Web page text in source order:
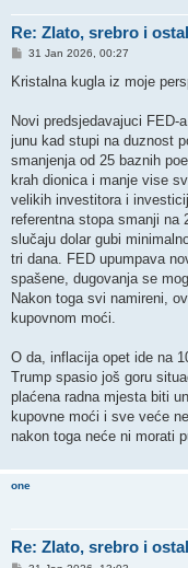
Re: Zlato, srebro i
P
s
31 Jan 2026, 00:27
Kristalna kugla iz moje
Novi predsjedavajuci FED-
junu kad stupi na duznost
smanjenja od 25 baznih
krah dionica i manje vise
velikih investitora i
referentna stopa smanji na
slučaju dolar gubi
tri dana. FED upumpava
spašene, dugovanja se
Nakon toga svi namireni,
kupovnom moći.
O da, inflacija opet ide na
Trump spasio još goru
plaćena radna mjesta biti
kupovne moći i sve veće
nakon toga neće ni morati
one
Re: Zlato, srebro i